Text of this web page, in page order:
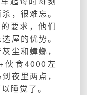
，很难忘。
要求，他们
屋的优势。
尘和蟑螂，
伙食4000左
夜里两点，
睡觉了。